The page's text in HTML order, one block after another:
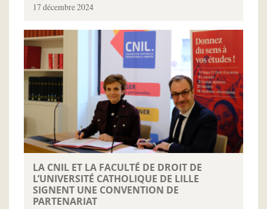
17 décembre 2024
LA CNIL ET LA FACULTÉ DE DROIT DE
L’UNIVERSITÉ CATHOLIQUE DE LILLE
SIGNENT UNE CONVENTION DE
PARTENARIAT